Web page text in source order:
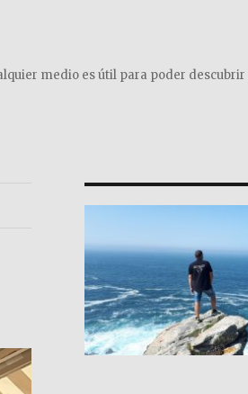
medio es útil para poder descubrir